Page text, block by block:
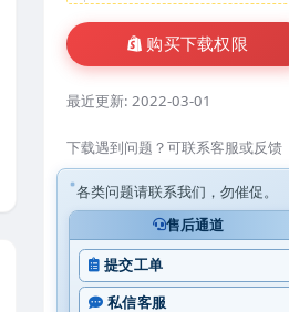
购买下载权限
最近更新: 2022-03-01
下载遇到问题？可联系客服或反馈
各类问题请联系我们，勿催促。
售后通道
提交工单
私信客服